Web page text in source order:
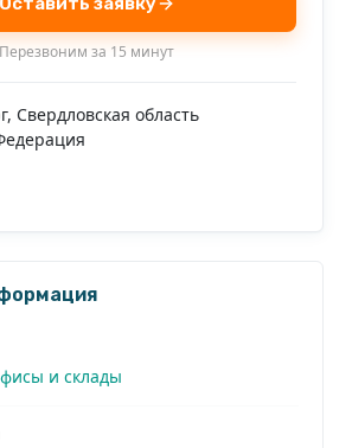
и комфорт:
коммуникаций: вода,
систем видеонаблюдения.
Перезвоним за 15 минут
, Свердловская область
и склады